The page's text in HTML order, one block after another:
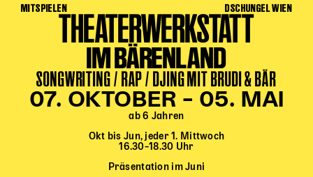
MITSPIELEN DSCHUNGEL WIEN
THEATERWERKSTATT
IM BÄRENLAND
SONGWRITING / RAP / DJING MIT BRUDI & BÄR
07. OKTOBER – 05. MAI
ab 6 Jahren
Okt bis Jun, jeder 1. Mittwoch
16.30–18.30 Uhr
Präsentation im Juni